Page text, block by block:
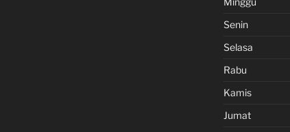
Senin
Selasa
Rabu
Kamis
Jumat